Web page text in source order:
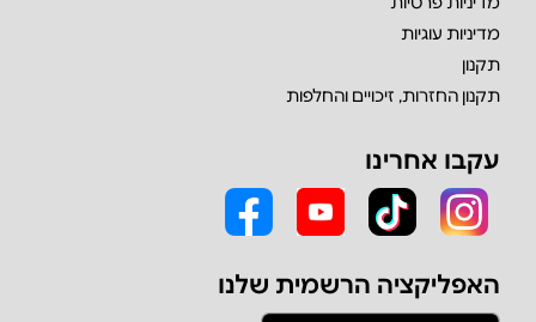
מדיניות עוגיות
תקנון
תקנון החזרות, זיכויים והחלפות
עקבו אחרינו
האפליקציה הרשמית שלנו